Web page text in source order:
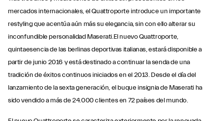
mercados internacionales, el Quattroporte introduce un importante
restyling que acentúa aún más su elegancia, sin con ello alterar su
inconfundible personalidad Maserati.El nuevo Quattroporte,
quintaesencia de las berlinas deportivas italianas, estará disponible a
partir de junio 2016 y está destinado a continuar la senda de una
tradición de éxitos continuos iniciados en el 2013. Desde el día del
lanzamiento de la sexta generación, el buque insignia de Maserati ha
sido vendido a más de 24.000 clientes en 72 países del mundo.